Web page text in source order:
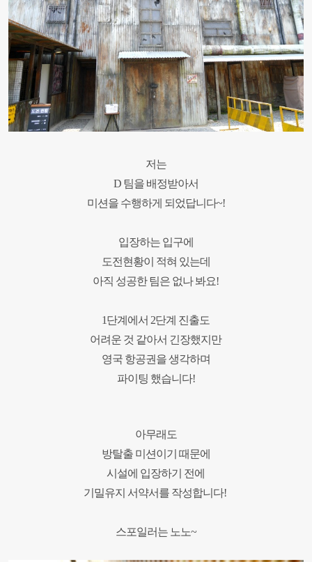
저는
D 팀을 배정받아서
미션을 수행하게 되었답니다~!
입장하는 입구에
도전현황이 적혀 있는데
아직 성공한 팀은 없나 봐요!
1단계에서 2단계 진출도
어려운 것 같아서 긴장했지만
영국 항공권을 생각하며
파이팅 했습니다!
아무래도
방탈출 미션이기 때문에
시설에 입장하기 전에
기밀유지 서약서를 작성합니다!
스포일러는 노노~